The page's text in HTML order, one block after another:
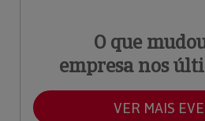
O que
empresa nos
VER MAIS